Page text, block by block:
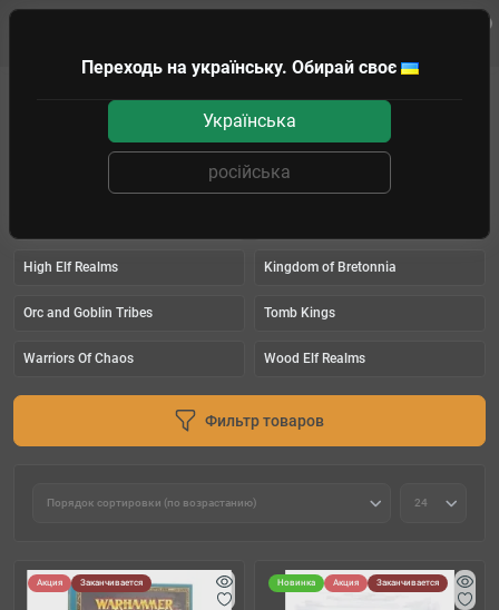
Dwarfen Mountain Holds
High Elf Realms Kingdom of Bretonnia
Orc and Goblin Tribes Tomb Kings
Warriors Of Chaos Wood Elf Realms
Фильтр товаров
Акция Заканчивается Новинка Акция Заканчивается
Переходь на українську. Обирай своє
Українська
російська